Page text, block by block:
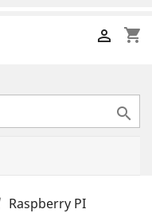
shopping_cart


Raspberry PI